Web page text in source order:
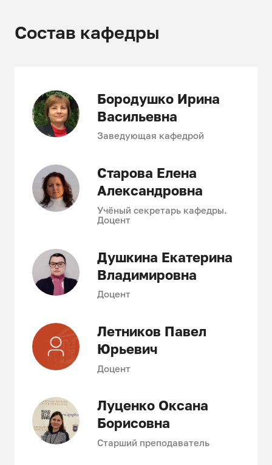
на изменения в российском
законодательстве и
Состав кафедры
Бородушко Ирина
Васильевна
Заведующая кафедрой
Старова Елена
Александровна
Учёный секретарь кафедры.
Доцент
Душкина Екатерина
Владимировна
Доцент
Летников Павел
Юрьевич
Доцент
Луценко Оксана
Борисовна
Старший преподаватель